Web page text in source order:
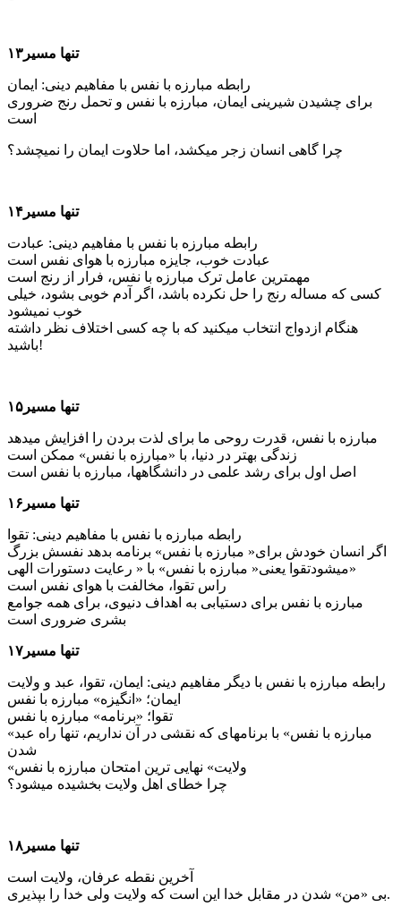
تنها مسیر۱۳
رابطه مبارزه با نفس با مفاهیم دینی: ایمان
برای چشیدن شیرینی ایمان، مبارزه با نفس و تحمل رنج ضروری
است
چرا گاهی انسان زجر می­کشد، اما حلاوت ایمان را نمی­چشد؟
تنها مسیر۱۴
رابطه مبارزه با نفس با مفاهیم دینی: عبادت
عبادت خوب، جایزه مبارزه با هوای نفس است
مهمترین عامل ترک مبارزه با نفس، فرار از رنج است
کسی که مساله رنج را حل نکرده باشد، اگر آدم خوبی بشود، خیلی
خوب نمی­شود
هنگام ازدواج انتخاب می­کنید که با چه کسی اختلاف نظر داشته
باشید!
تنها مسیر۱۵
مبارزه با نفس، قدرت روحی ما برای لذت بردن را افزایش می­دهد
زندگی بهتر در دنیا، با «مبارزه با نفس» ممکن است
اصل اول برای رشد علمی در دانشگاه­ها، مبارزه با نفس است
تنها مسیر۱۶
رابطه مبارزه با نفس با مفاهیم دینی: تقوا
اگر انسان خودش برای« مبارزه با نفس» برنامه بدهد نفسش بزرگ
می­شودتقوا یعنی« مبارزه با نفس» با « رعایت دستورات الهی»
راس تقوا، مخالفت با هوای نفس است
مبارزه با نفس برای دستیابی به اهداف دنیوی، برای همه جوامع
بشری ضروری است
تنها مسیر۱۷
رابطه مبارزه با نفس با دیگر مفاهیم دینی: ایمان، تقوا، عبد و ولایت
ایمان؛ «انگیزه» مبارزه با نفس
تقوا؛ «برنامه» مبارزه با نفس
«مبارزه با نفس» با برنامه­ای که نقشی در آن نداریم، تنها راه عبد
شدن
«ولایت» نهایی ترین امتحان مبارزه با نفس
چرا خطای اهل ولایت بخشیده می­شود؟
تنها مسیر۱۸
آخرین نقطه عرفان، ولایت است
بی «من» شدن در مقابل خدا این است که ولایت ولی خدا را بپذیری.